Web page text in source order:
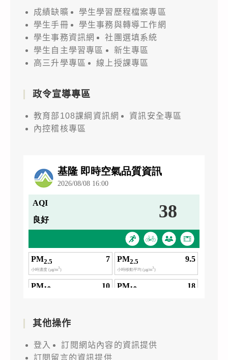
成績缺曠
學生學習歷程檔案專區
學生手冊
學生事務與轉導工作網
學生事務資訊網
社團選填系統
學生自主學習專區
新生專區
高三升學專區
線上授課專區
政令宣導專區
教育部108課綱資訊網
資訊安全專區
內控稽核專區
其他操作
登入
訂閱網站內容的資訊提供
訂閱留言的資訊提供